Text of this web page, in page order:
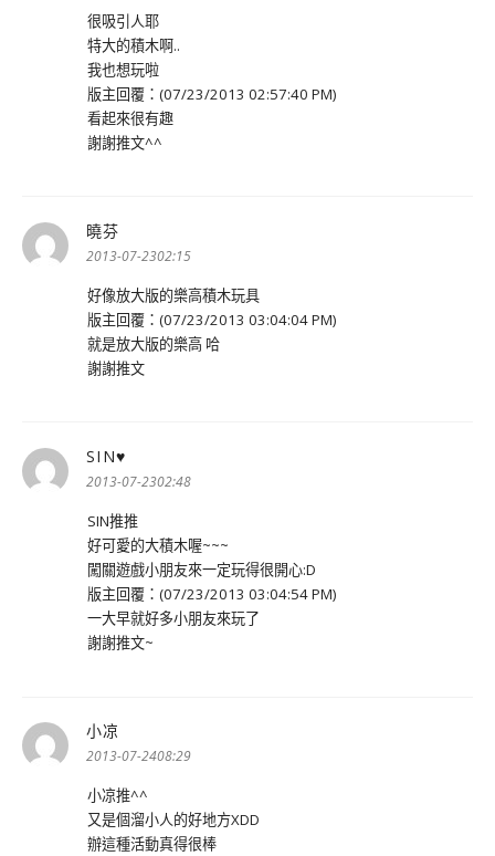
很吸引人耶
特大的積木啊..
我也想玩啦
版主回覆：(07/23/2013 02:57:40 PM)
看起來很有趣
謝謝推文^^
曉芬
示:
2013-07-2302:15
好像放大版的樂高積木玩具
版主回覆：(07/23/2013 03:04:04 PM)
就是放大版的樂高 哈
謝謝推文
SIN♥
示:
2013-07-2302:48
SIN推推
好可愛的大積木喔~~~
闖關遊戲小朋友來一定玩得很開心:D
版主回覆：(07/23/2013 03:04:54 PM)
一大早就好多小朋友來玩了
謝謝推文~
小凉
示:
2013-07-2408:29
小凉推^^
又是個溜小人的好地方XDD
辦這種活動真得很棒